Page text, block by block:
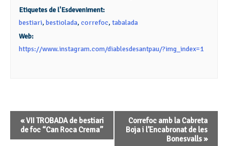
Etiquetes de l'Esdeveniment:
bestiari,bestiolada,correfoc,tabalada
Web:
https://www.instagram.com/diablesdesantpau/?img_index=1
Navegació
d'Esdeveniment
«VII TROBADA de bestiari
de foc “Can Roca Crema”
Correfoc amb la Cabreta
Boja i l’Encabronat de les
Bonesvalls»